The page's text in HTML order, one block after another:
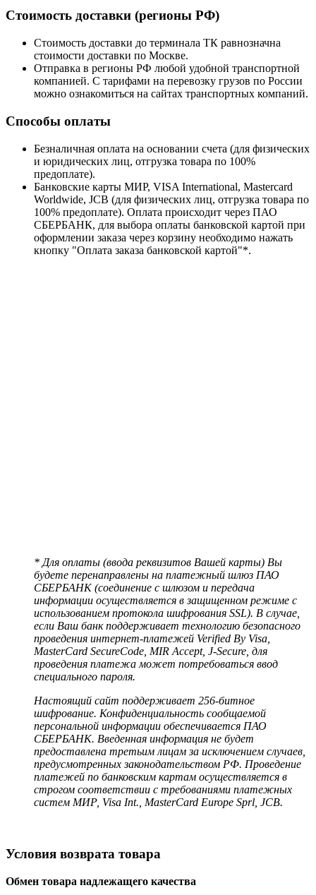
Стоимость доставки (регионы РФ)
Стоимость доставки до терминала ТК равнозначна
стоимости доставки по Москве.
Отправка в регионы РФ любой удобной транспортной
компанией. С тарифами на перевозку грузов по России
можно ознакомиться на сайтах транспортных компаний.
Способы оплаты
Безналичная оплата на основании счета (для физических
и юридических лиц, отгрузка товара по 100%
предоплате).
Банковские карты МИР, VISA International, Mastercard
Worldwide, JCB (для физических лиц, отгрузка товара по
100% предоплате). Оплата происходит через ПАО
СБЕРБАНК, для выбора оплаты банковской картой при
оформлении заказа через корзину необходимо нажать
кнопку "Оплата заказа банковской картой"*.
* Для оплаты (ввода реквизитов Вашей карты) Вы
будете перенаправлены на платежный шлюз ПАО
СБЕРБАНК (соединение с шлюзом и передача
информации осуществляется в защищенном режиме с
использованием протокола шифрования SSL). В случае,
если Ваш банк поддерживает технологию безопасного
проведения интернет-платежей Verified By Visa,
MasterCard SecureCode, MIR Accept, J-Secure, для
проведения платежа может потребоваться ввод
специального пароля.
Настоящий сайт поддерживает 256-битное
шифрование. Конфиденциальность сообщаемой
персональной информации обеспечивается ПАО
СБЕРБАНК. Введенная информация не будет
предоставлена третьим лицам за исключением случаев,
предусмотренных законодательством РФ. Проведение
платежей по банковским картам осуществляется в
строгом соответствии с требованиями платежных
систем МИР, Visa Int., MasterCard Europe Sprl, JCB.
Условия возврата товара
Обмен товара надлежащего качества